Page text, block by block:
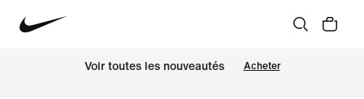
Voir toutes les nouveautés Acheter